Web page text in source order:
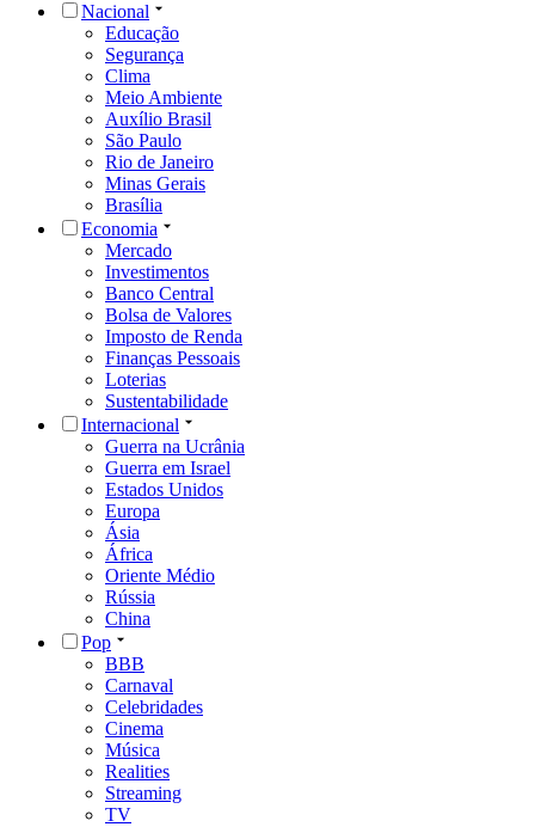
Nacional
Educação
Segurança
Clima
Meio Ambiente
Auxílio Brasil
São Paulo
Rio de Janeiro
Minas Gerais
Brasília
Economia
Mercado
Investimentos
Banco Central
Bolsa de Valores
Imposto de Renda
Finanças Pessoais
Loterias
Sustentabilidade
Internacional
Guerra na Ucrânia
Guerra em Israel
Estados Unidos
Europa
Ásia
África
Oriente Médio
Rússia
China
Pop
BBB
Carnaval
Celebridades
Cinema
Música
Realities
Streaming
TV